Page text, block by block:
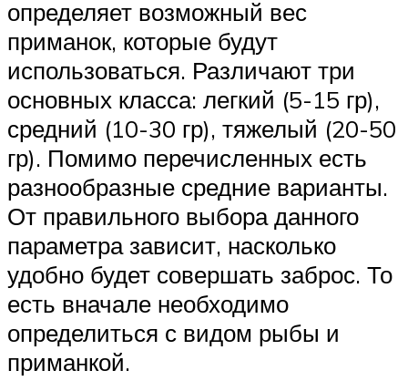
определяет возможный вес
приманок, которые будут
использоваться. Различают три
основных класса: легкий (5-15 гр),
средний (10-30 гр), тяжелый (20-50
гр). Помимо перечисленных есть
разнообразные средние варианты.
От правильного выбора данного
параметра зависит, насколько
удобно будет совершать заброс. То
есть вначале необходимо
определиться с видом рыбы и
приманкой.